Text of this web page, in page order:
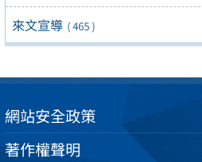
來文宣導 ( 465 )
網站安全政策
著作權聲明